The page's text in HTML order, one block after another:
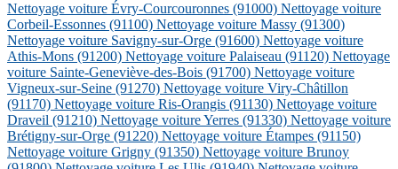
Nettoyage voiture Évry-Courcouronnes (91000) Nettoyage voiture
Corbeil-Essonnes (91100) Nettoyage voiture Massy (91300)
Nettoyage voiture Savigny-sur-Orge (91600) Nettoyage voiture
Athis-Mons (91200) Nettoyage voiture Palaiseau (91120) Nettoyage
voiture Sainte-Geneviève-des-Bois (91700) Nettoyage voiture
Vigneux-sur-Seine (91270) Nettoyage voiture Viry-Châtillon
(91170) Nettoyage voiture Ris-Orangis (91130) Nettoyage voiture
Draveil (91210) Nettoyage voiture Yerres (91330) Nettoyage voiture
Brétigny-sur-Orge (91220) Nettoyage voiture Étampes (91150)
Nettoyage voiture Grigny (91350) Nettoyage voiture Brunoy